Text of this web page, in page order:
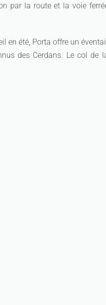
par la route et la voie
en été, Porta offre un
des Cerdans. Le col de